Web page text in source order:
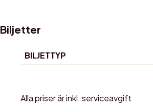
Biljetter
BILJETTYP
Alla priser är inkl. serviceavgift